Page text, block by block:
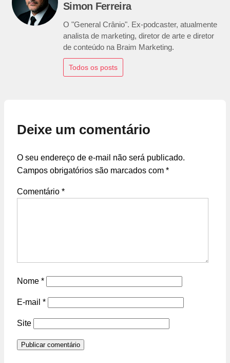
Simon Ferreira
O "General Crânio". Ex-podcaster, atualmente
analista de marketing, diretor de arte e diretor
de conteúdo na Braim Marketing.
Todos os posts
Deixe um comentário
O seu endereço de e-mail não será publicado.
Campos obrigatórios são marcados com *
Comentário *
Nome *
E-mail *
Site